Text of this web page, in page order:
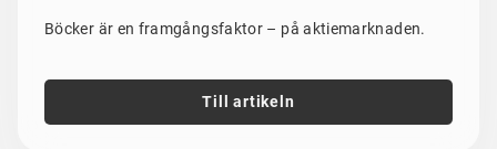
Böcker är en framgångsfaktor – på aktiemarknaden.
Till artikeln